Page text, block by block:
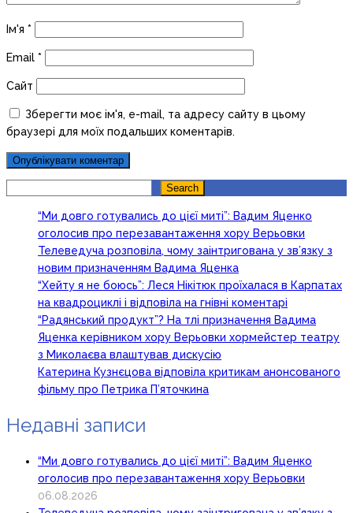
Ім'я *
Email *
Сайт
Зберегти моє ім'я, e-mail, та адресу сайту в цьому
браузері для моїх подальших коментарів.
Search
“Ми довго готувались до цієї миті”: Вадим Яценко
оголосив про перезавантаження хору Верьовки
Телеведуча розповіла, чому заінтригована у зв’язку з
новим призначенням Вадима Яценка
“Хейту я не боюсь”: Леся Нікітюк проїхалася в Карпатах
на квадроциклі і відповіла на гнівні коментарі
“Радянський продукт”? На тлі призначення Вадима
Яценка керівником хору Верьовки хормейстер театру
з Миколаєва влаштував дискусію
Катерина Кузнєцова відповіла критикам анонсованого
фільму про Петрика П’яточкина
Недавні записи
“Ми довго готувались до цієї миті”: Вадим Яценко
оголосив про перезавантаження хору Верьовки
06.08.2026